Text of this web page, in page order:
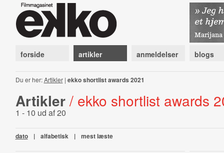
forside artikler anmeldelser blogs
Du er her:Artikler| ekko shortlist awards 2021
Artikler / ekko shortlist awards
1 - 10 ud af 20
dato | alfabetisk | mest læste